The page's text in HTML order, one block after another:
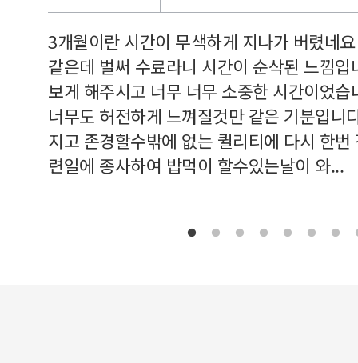
3개월이란 시간이 무색하게 지나가 버렸네
같은데 벌써 수료라니 시간이 순삭된 느낌
보게 해주시고 너무 너무 소중한 시간이었
너무도 허전하게 느껴질것만 같은 기분입니
지고 존경할수밖에 없는 퀼리티에 다시 한
련일에 종사하여 밥먹이 할수있는날이 와...